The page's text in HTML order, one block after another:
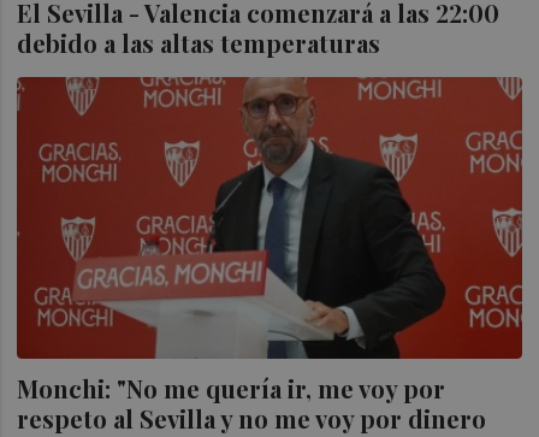
El Sevilla - Valencia comenzará a las 22:00
debido a las altas temperaturas
Monchi: "No me quería ir, me voy por
respeto al Sevilla y no me voy por dinero